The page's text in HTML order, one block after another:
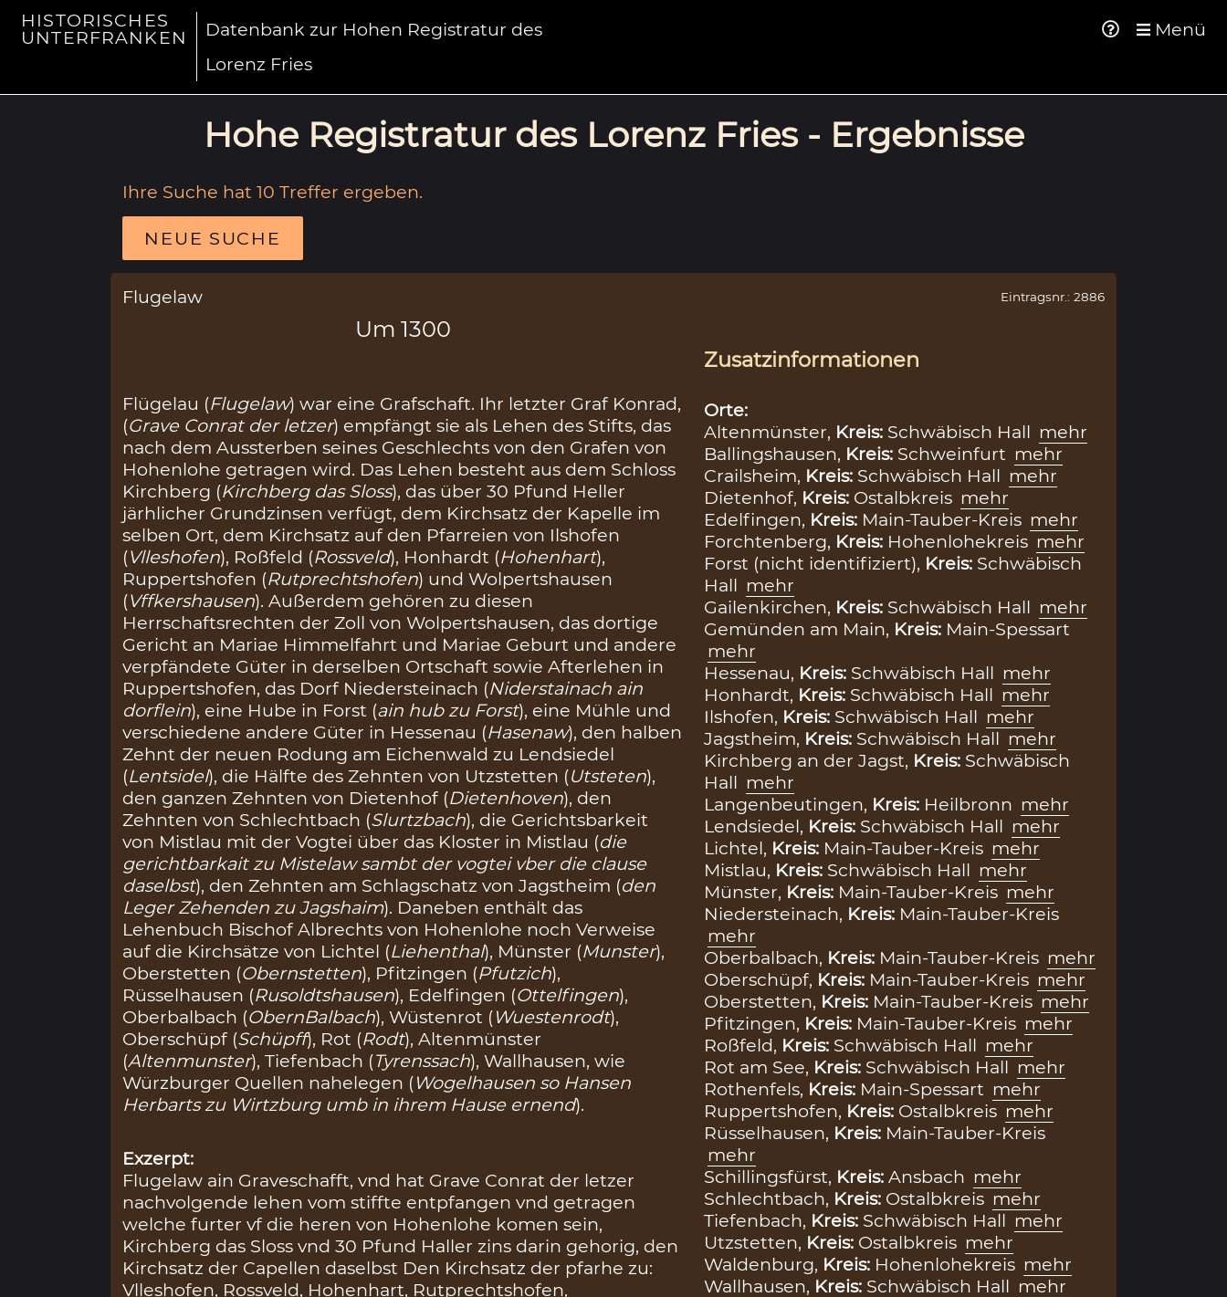
HISTORISCHES
UNTERFRANKEN
Datenbank zur Hohen Registratur des
Lorenz Fries
Menü
Hohe Registratur des Lorenz Fries - Ergebnisse
Ihre Suche hat 10 Treffer ergeben.
NEUE SUCHE
Flugelaw
Um 1300
Flügelau (Flugelaw) war eine Grafschaft. Ihr letzter Graf Konrad,
(Grave Conrat der letzer) empfängt sie als Lehen des Stifts, das
nach dem Aussterben seines Geschlechts von den Grafen von
Hohenlohe getragen wird. Das Lehen besteht aus dem Schloss
Kirchberg (Kirchberg das Sloss), das über 30 Pfund Heller
järhlicher Grundzinsen verfügt, dem Kirchsatz der Kapelle im
selben Ort, dem Kirchsatz auf den Pfarreien von Ilshofen
(Vlleshofen), Roßfeld (Rossveld), Honhardt (Hohenhart),
Ruppertshofen (Rutprechtshofen) und Wolpertshausen
(Vffkershausen). Außerdem gehören zu diesen
Herrschaftsrechten der Zoll von Wolpertshausen, das dortige
Gericht an Mariae Himmelfahrt und Mariae Geburt und andere
verpfändete Güter in derselben Ortschaft sowie Afterlehen in
Ruppertshofen, das Dorf Niedersteinach (Niderstainach ain
dorflein), eine Hube in Forst (ain hub zu Forst), eine Mühle und
verschiedene andere Güter in Hessenau (Hasenaw), den halben
Zehnt der neuen Rodung am Eichenwald zu Lendsiedel
(Lentsidel), die Hälfte des Zehnten von Utzstetten (Utsteten),
den ganzen Zehnten von Dietenhof (Dietenhoven), den
Zehnten von Schlechtbach (Slurtzbach), die Gerichtsbarkeit
von Mistlau mit der Vogtei über das Kloster in Mistlau (die
gerichtbarkait zu Mistelaw sambt der vogtei vber die clause
daselbst), den Zehnten am Schlagschatz von Jagstheim (den
Leger Zehenden zu Jagshaim). Daneben enthält das
Lehenbuch Bischof Albrechts von Hohenlohe noch Verweise
auf die Kirchsätze von Lichtel (Liehenthal), Münster (Munster),
Oberstetten (Obernstetten), Pfitzingen (Pfutzich),
Rüsselhausen (Rusoldtshausen), Edelfingen (Ottelfingen),
Oberbalbach (ObernBalbach), Wüstenrot (Wuestenrodt),
Oberschüpf (Schüpff), Rot (Rodt), Altenmünster
(Altenmunster), Tiefenbach (Tyrenssach), Wallhausen, wie
Würzburger Quellen nahelegen (Wogelhausen so Hansen
Herbarts zu Wirtzburg umb in ihrem Hause ernend).
Exzerpt:
Flugelaw ain Graveschafft, vnd hat Grave Conrat der letzer
nachvolgende lehen vom stiffte entpfangen vnd getragen
welche furter vf die heren von Hohenlohe komen sein,
Kirchberg das Sloss vnd 30 Pfund Haller zins darin gehorig, den
Kirchsatz der Capellen daselbst Den Kirchsatz der pfarhe zu:
Vlleshofen, Rossveld, Hohenhart, Rutprechtshofen,
Eintragsnr.: 2886
Zusatzinformationen
Orte:
Altenmünster, Kreis: Schwäbisch Hall mehr
Ballingshausen, Kreis: Schweinfurt mehr
Crailsheim, Kreis: Schwäbisch Hall mehr
Dietenhof, Kreis: Ostalbkreis mehr
Edelfingen, Kreis: Main-Tauber-Kreis mehr
Forchtenberg, Kreis: Hohenlohekreis mehr
Forst (nicht identifiziert), Kreis: Schwäbisch
Hall mehr
Gailenkirchen, Kreis: Schwäbisch Hall mehr
Gemünden am Main, Kreis: Main-Spessart
mehr
Hessenau, Kreis: Schwäbisch Hall mehr
Honhardt, Kreis: Schwäbisch Hall mehr
Ilshofen, Kreis: Schwäbisch Hall mehr
Jagstheim, Kreis: Schwäbisch Hall mehr
Kirchberg an der Jagst, Kreis: Schwäbisch
Hall mehr
Langenbeutingen, Kreis: Heilbronn mehr
Lendsiedel, Kreis: Schwäbisch Hall mehr
Lichtel, Kreis: Main-Tauber-Kreis mehr
Mistlau, Kreis: Schwäbisch Hall mehr
Münster, Kreis: Main-Tauber-Kreis mehr
Niedersteinach, Kreis: Main-Tauber-Kreis
mehr
Oberbalbach, Kreis: Main-Tauber-Kreis mehr
Oberschüpf, Kreis: Main-Tauber-Kreis mehr
Oberstetten, Kreis: Main-Tauber-Kreis mehr
Pfitzingen, Kreis: Main-Tauber-Kreis mehr
Roßfeld, Kreis: Schwäbisch Hall mehr
Rot am See, Kreis: Schwäbisch Hall mehr
Rothenfels, Kreis: Main-Spessart mehr
Ruppertshofen, Kreis: Ostalbkreis mehr
Rüsselhausen, Kreis: Main-Tauber-Kreis
mehr
Schillingsfürst, Kreis: Ansbach mehr
Schlechtbach, Kreis: Ostalbkreis mehr
Tiefenbach, Kreis: Schwäbisch Hall mehr
Utzstetten, Kreis: Ostalbkreis mehr
Waldenburg, Kreis: Hohenlohekreis mehr
Wallhausen, Kreis: Schwäbisch Hall mehr